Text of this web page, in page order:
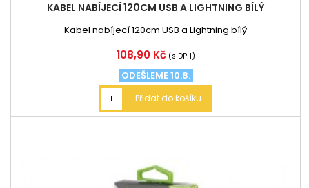
KABEL NABÍJECÍ 120CM USB A LIGHTNING BÍLÝ
Kabel nabíjecí 120cm USB a Lightning bílý
Cena
108,90 Kč (s DPH)
ODEŠLEME 10.8.
Přidat do košíku